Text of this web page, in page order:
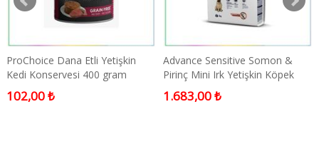
ProChoice Dana Etli Yetişkin
Kedi Konservesi 400 gram
102,00 ₺
Advance Sensitive Somon &
Pirinç Mini Irk Yetişkin Köpek
Maması 3 Kg
1.683,00 ₺